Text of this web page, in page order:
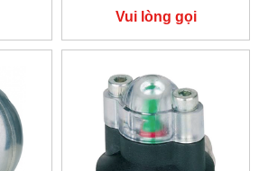
Vui lòng gọi